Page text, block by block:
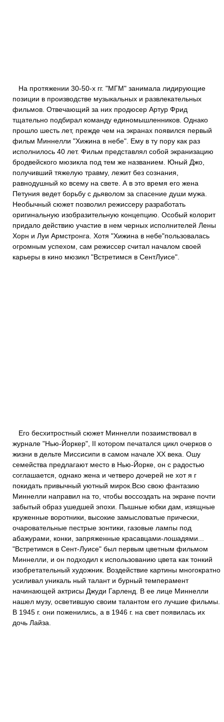
На протяжении 30-50-х гг. "МГМ" занимала лидирующие
позиции в производстве музыкальных и развлекательных
фильмов. Отвечающий за них продюсер Артур Фрид
тщательно подбирал команду единомышленников. Однако
прошло шесть лет, прежде чем на экранах появился первый
фильм Миннелли "Хижина в небе". Ему в ту пору как раз
исполнилось 40 лет. Фильм представлял собой экранизацию
бродвейского мюзикла под тем же названием. Юный Джо,
получивший тяжелую травму, лежит без сознания,
равнодушный ко всему на свете. А в это время его жена
Петуния ведет борьбу с дьяволом за спасение души мужа.
Необычный сюжет позволил режиссеру разработать
оригинальную изобразительную концепцию. Особый колорит
придало действию участие в нем черных исполнителей Лены
Хорн и Луи Армстронга. Хотя "Хижина в небе"пользовалась
огромным успехом, сам режиссер считал началом своей
карьеры в кино мюзикл "Встретимся в СентЛуисе".
Его бесхитростный сюжет Миннелли позаимствовал в
журнале "Нью-Йоркер", II котором печатался цикл очерков о
жизни в дельте Миссисипи в самом начале XX века. Ошу
семейства предлагают место в Нью-Йорке, он с радостью
соглашается, однако жена и четверо дочерей не хот я г
покидать привычный уютный мирок.Всю свою фантазию
Миннелли направил на то, чтобы воссоздать на экране почти
забытый образ ушедшей эпохи. Пышные юбки дам, изящные
круженные воротники, высокие замысловатые прически,
очаровательные пестрые зонтики, газовые лампы под
абажурами, конки, запряженные красавцами-лошадями...
"Встретимся в Сент-Луисе" был первым цветным фильмом
Миннелли, и он подходил к использованию цвета как тонкий
изобретательный художник. Воздействие картины многократно
усиливал уникаль ный талант и бурный темперамент
начинающей актрисы Джуди Гарленд. В ее лице Миннелли
нашел музу, осветившую своим талантом его лучшие фильмы.
В 1945 г. они поженились, а в 1946 г. на свет появилась их
дочь Лайза.